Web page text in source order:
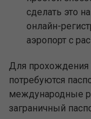
сделать это
онлайн-
аэропорт с
Для прохождения
потребуются
международные
заграничный